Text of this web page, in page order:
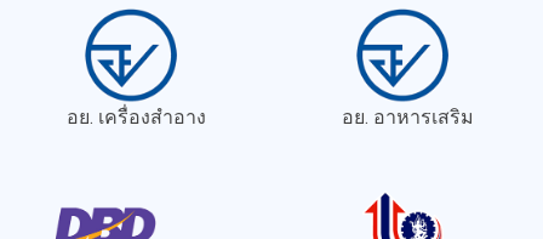
อย. เครื่องสำอาง อย. อาหารเสริม